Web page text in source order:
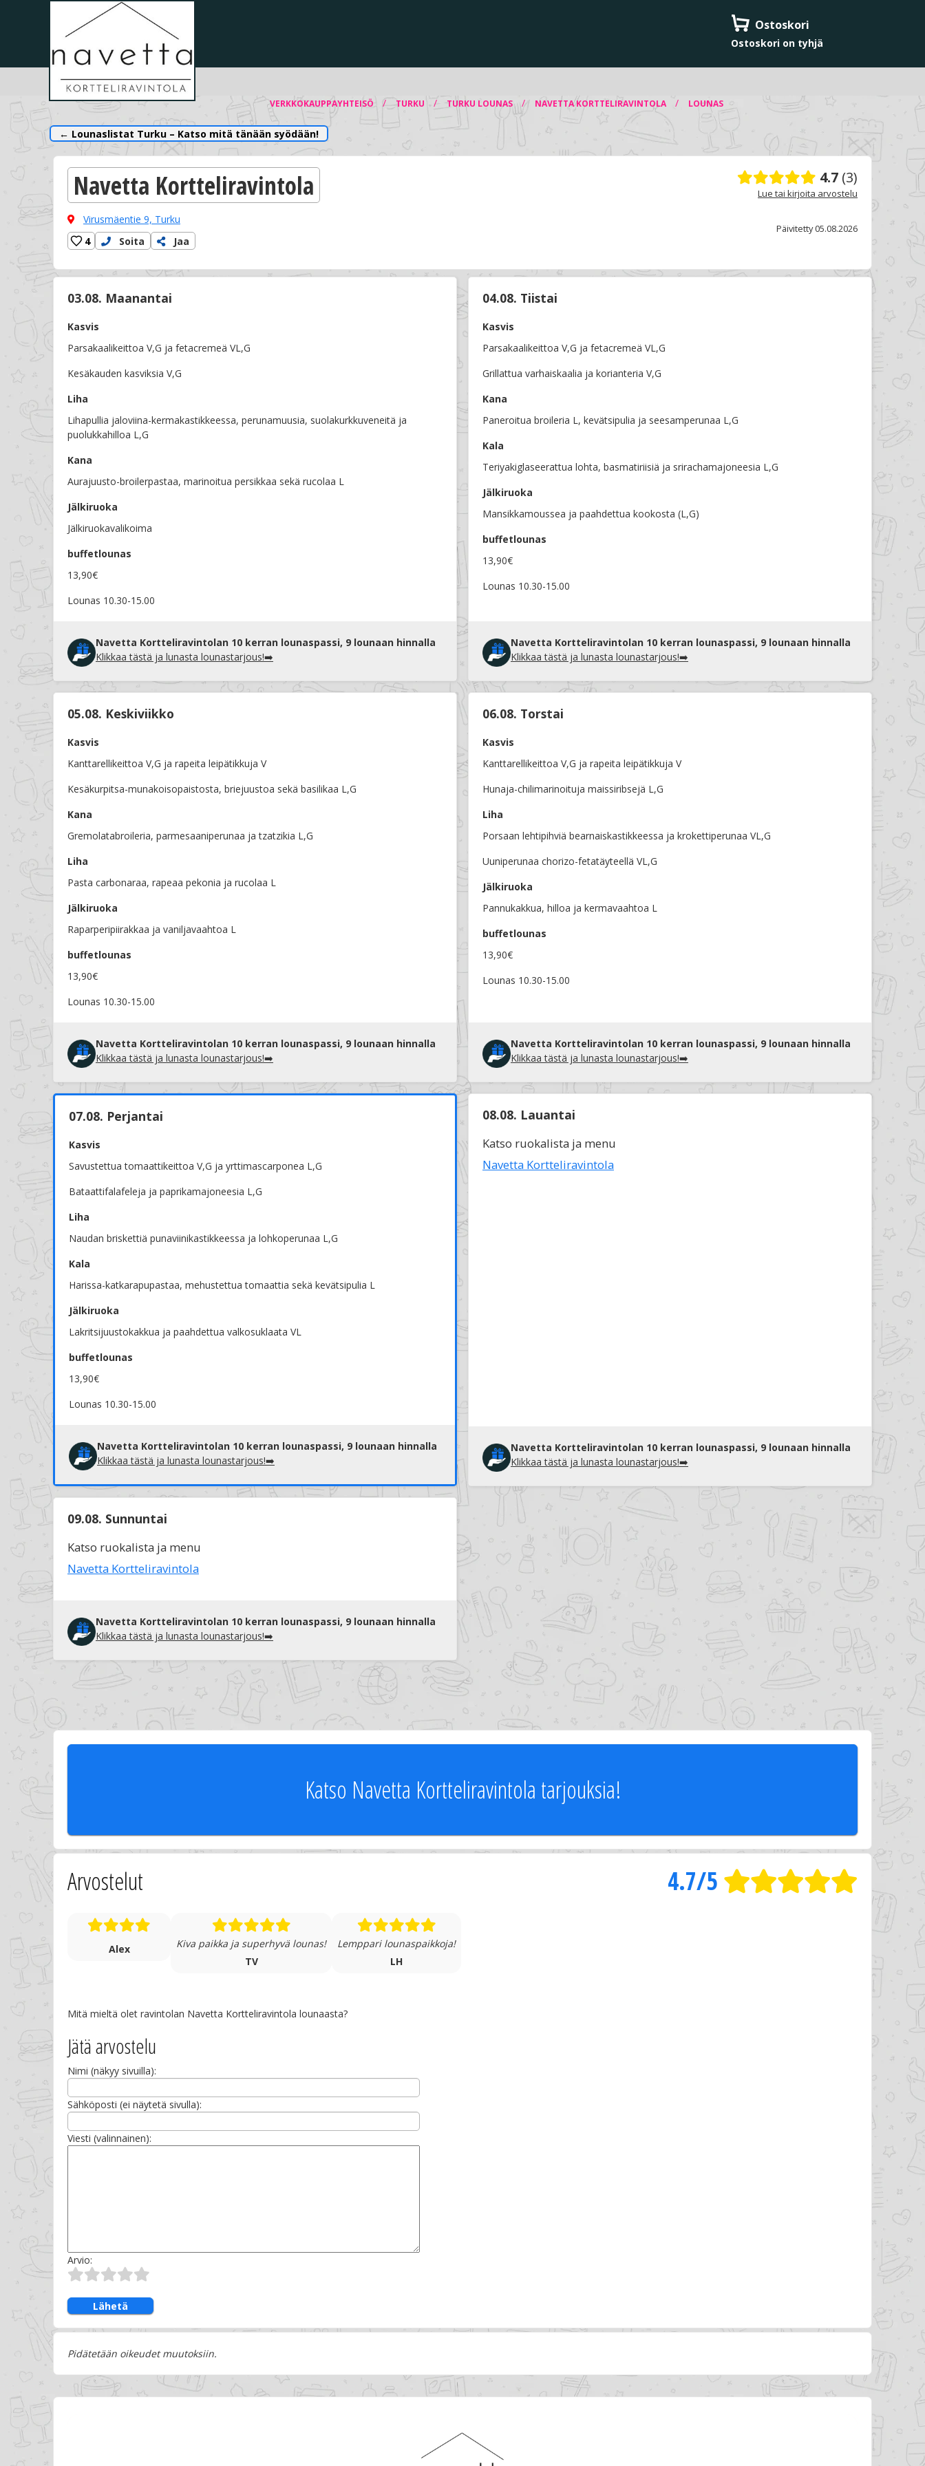
Ostoskori
Ostoskori on tyhjä
VERKKOKAUPPAYHTEISÖ / TURKU / TURKU LOUNAS / NAVETTA KORTTELIRAVINTOLA / LOUNAS
← Lounaslistat Turku – Katso mitä tänään syödään!
Navetta Kortteliravintola 4.7 (3)
Lue tai kirjoita arvostelu
Virusmäentie 9, Turku
4
Soita Jaa
Päivitetty 05.08.2026
03.08. Maanantai
Kasvis
Parsakaalikeittoa V,G ja fetacremeä VL,G
Kesäkauden kasviksia V,G
Liha
Lihapullia jaloviina-kermakastikkeessa, perunamuusia, suolakurkkuveneitä ja
puolukkahilloa L,G
Kana
Aurajuusto-broilerpastaa, marinoitua persikkaa sekä rucolaa L
Jälkiruoka
Jälkiruokavalikoima
buffetlounas
13,90€
Lounas 10.30-15.00
Navetta Kortteliravintolan 10 kerran lounaspassi, 9 lounaan hinnalla
Klikkaa tästä ja lunasta lounastarjous!➡️
04.08. Tiistai
Kasvis
Parsakaalikeittoa V,G ja fetacremeä VL,G
Grillattua varhaiskaalia ja korianteria V,G
Kana
Paneroitua broileria L, kevätsipulia ja seesamperunaa L,G
Kala
Teriyakiglaseerattua lohta, basmatiriisiä ja srirachamajoneesia L,G
Jälkiruoka
Mansikkamoussea ja paahdettua kookosta (L,G)
buffetlounas
13,90€
Lounas 10.30-15.00
Navetta Kortteliravintolan 10 kerran lounaspassi, 9 lounaan hinnalla
Klikkaa tästä ja lunasta lounastarjous!➡️
05.08. Keskiviikko
Kasvis
Kanttarellikeittoa V,G ja rapeita leipätikkuja V
Kesäkurpitsa-munakoisopaistosta, briejuustoa sekä basilikaa L,G
Kana
Gremolatabroileria, parmesaaniperunaa ja tzatzikia L,G
Liha
Pasta carbonaraa, rapeaa pekonia ja rucolaa L
Jälkiruoka
Raparperipiirakkaa ja vaniljavaahtoa L
buffetlounas
13,90€
Lounas 10.30-15.00
Navetta Kortteliravintolan 10 kerran lounaspassi, 9 lounaan hinnalla
Klikkaa tästä ja lunasta lounastarjous!➡️
06.08. Torstai
Kasvis
Kanttarellikeittoa V,G ja rapeita leipätikkuja V
Hunaja-chilimarinoituja maissiribsejä L,G
Liha
Porsaan lehtipihviä bearnaiskastikkeessa ja krokettiperunaa VL,G
Uuniperunaa chorizo-fetatäyteellä VL,G
Jälkiruoka
Pannukakkua, hilloa ja kermavaahtoa L
buffetlounas
13,90€
Lounas 10.30-15.00
Navetta Kortteliravintolan 10 kerran lounaspassi, 9 lounaan hinnalla
Klikkaa tästä ja lunasta lounastarjous!➡️
07.08. Perjantai
Kasvis
Savustettua tomaattikeittoa V,G ja yrttimascarponea L,G
Bataattifalafeleja ja paprikamajoneesia L,G
Liha
Naudan briskettiä punaviinikastikkeessa ja lohkoperunaa L,G
Kala
Harissa-katkarapupastaa, mehustettua tomaattia sekä kevätsipulia L
Jälkiruoka
Lakritsijuustokakkua ja paahdettua valkosuklaata VL
buffetlounas
13,90€
Lounas 10.30-15.00
Navetta Kortteliravintolan 10 kerran lounaspassi, 9 lounaan hinnalla
Klikkaa tästä ja lunasta lounastarjous!➡️
08.08. Lauantai
Katso ruokalista ja menu
Navetta Kortteliravintola
Navetta Kortteliravintolan 10 kerran lounaspassi, 9 lounaan hinnalla
Klikkaa tästä ja lunasta lounastarjous!➡️
09.08. Sunnuntai
Katso ruokalista ja menu
Navetta Kortteliravintola
Navetta Kortteliravintolan 10 kerran lounaspassi, 9 lounaan hinnalla
Klikkaa tästä ja lunasta lounastarjous!➡️
Katso Navetta Kortteliravintola tarjouksia!
Arvostelut 4.7/5
Alex
Kiva paikka ja superhyvä lounas!
TV
Lemppari lounaspaikkoja!
LH
Mitä mieltä olet ravintolan Navetta Kortteliravintola lounaasta?
Jätä arvostelu
Nimi (näkyy sivuilla):
Sähköposti (ei näytetä sivulla):
Viesti (valinnainen):
Arvio:
Lähetä
Pidätetään oikeudet muutoksiin.
Navetta Kortteliravintola Turussa: lounasbuffet, artesaanipizzat, tapakset ja pöytävaraus Raunistulassa.
Anna ravintolalle tähtiä ja kerro kokemuksista
Kokemuksesi ravintolan toiminnasta on meille ensiarvoisen tärkeä.
Arviosi on hyödyllinen ravintolalle, ja se auttaa myös asiakkaita
löytämään parhaat ruokapaikat Turussa.
Kiitos, että jaat kokemuksesi! Palautteesi on arvokasta meille
Ehkä ensi kerralla (sulje)